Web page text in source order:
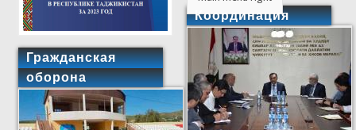
Гражданская
оборона
Координация